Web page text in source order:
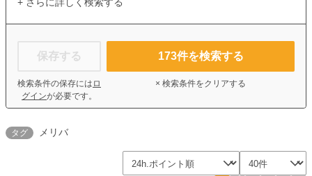
保存する
検索条件の保存には ロ
グインが必要です。
173件を検索する
× 検索条件をクリアする
タグ メリバ